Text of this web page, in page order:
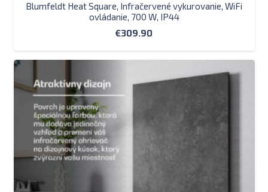
Blumfeldt Heat Square, Infračervené vykurovanie, WiFi
ovládanie, 700 W, IP44
€309.90